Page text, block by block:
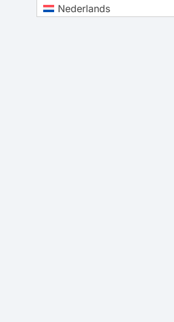
Nederlands